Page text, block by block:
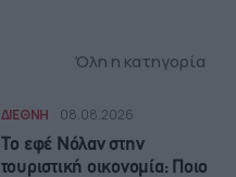
Όλη η κατηγορία
ΔΙΕΘΝΗ 08.08.2026
Το εφέ Νόλαν στην
τουριστική οικονομία: Ποιο